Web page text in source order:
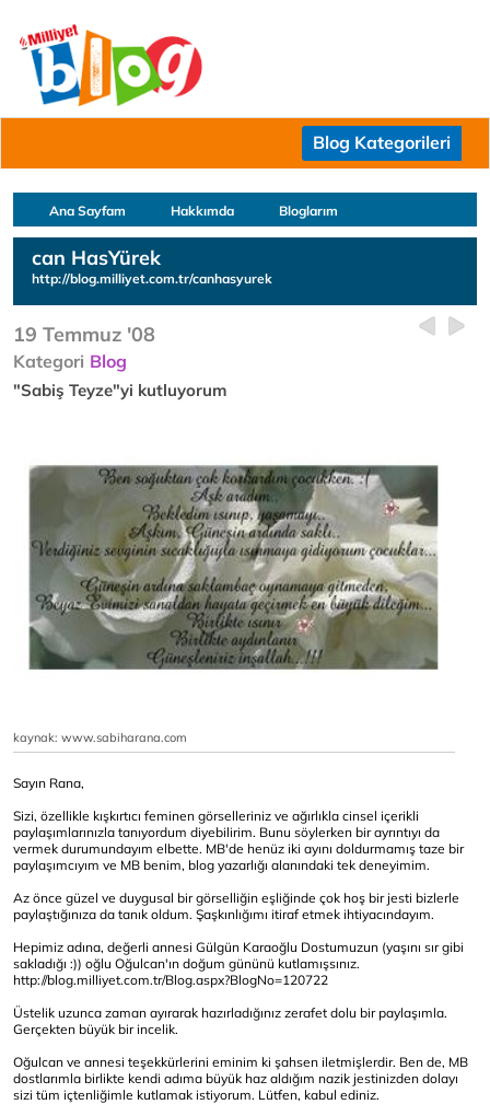
Blog Kategorileri
Ana Sayfam Hakkımda Bloglarım
can HasYürek
http://blog.milliyet.com.tr/canhasyurek
19 Temmuz '08
Kategori Blog
"Sabiş Teyze"yi kutluyorum
kaynak: www.sabiharana.com
Sayın Rana,
Sizi, özellikle kışkırtıcı feminen görselleriniz ve ağırlıkla cinsel içerikli
paylaşımlarınızla tanıyordum diyebilirim. Bunu söylerken bir ayrıntıyı da
vermek durumundayım elbette. MB'de henüz iki ayını doldurmamış taze bir
paylaşımcıyım ve MB benim, blog yazarlığı alanındaki tek deneyimim.
Az önce güzel ve duygusal bir görselliğin eşliğinde çok hoş bir jesti bizlerle
paylaştığınıza da tanık oldum. Şaşkınlığımı itiraf etmek ihtiyacındayım.
Hepimiz adına, değerli annesi Gülgün Karaoğlu Dostumuzun (yaşını sır gibi
sakladığı :)) oğlu Oğulcan'ın doğum gününü kutlamışsınız.
http://blog.milliyet.com.tr/Blog.aspx?BlogNo=120722
Üstelik uzunca zaman ayırarak hazırladığınız zerafet dolu bir paylaşımla.
Gerçekten büyük bir incelik.
Oğulcan ve annesi teşekkürlerini eminim ki şahsen iletmişlerdir. Ben de, MB
dostlarımla birlikte kendi adıma büyük haz aldığım nazik jestinizden dolayı
sizi tüm içtenliğimle kutlamak istiyorum. Lütfen, kabul ediniz.